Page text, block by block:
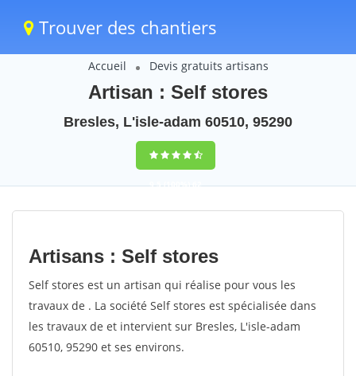
Trouver des chantiers
Accueil Devis gratuits artisans
Artisan : Self stores
Bresles, L'isle-adam 60510, 95290
9,5(100%)62
votes
Artisans : Self stores
Self stores est un artisan qui réalise pour vous les
travaux de . La société Self stores est spécialisée dans
les travaux de et intervient sur Bresles, L'isle-adam
60510, 95290 et ses environs.